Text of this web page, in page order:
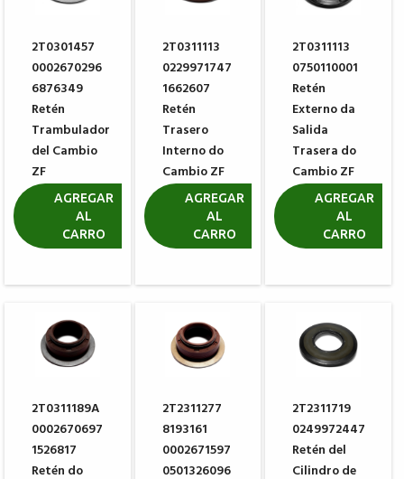
2T0301457
0002670296
6876349
Retén
Trambulador
del Cambio
ZF
0634307367
R$ 25,08
AGREGAR
AL
CARRO
2T0311113
0229971747
1662607
Retén
Trasero
Interno do
Cambio ZF
0734319551
R$ 271,76
AGREGAR
AL
CARRO
2T0311113
0750110001
Retén
Externo da
Salida
Trasera do
Cambio ZF
0734300102
R$ 49,79
AGREGAR
AL
CARRO
2T0311189A
0002670697
1526817
Retén do
2T2311277
8193161
0002671597
0501326096
2T2311719
0249972447
Retén del
Cilindro de